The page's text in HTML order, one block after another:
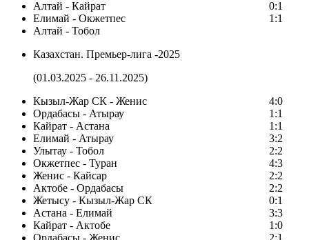
Алтай - Кайрат
0:1
Елимай - Окжетпес
1:1
Алтай - Тобол
Казахстан. Премьер-лига -2025
(01.03.2025 - 26.11.2025)
Кызыл-Жар СК - Женис
4:0
Ордабасы - Атырау
1:1
Кайрат - Астана
1:1
Елимай - Атырау
3:2
Улытау - Тобол
2:2
Окжетпес - Туран
4:3
Женис - Кайсар
2:2
Актобе - Ордабасы
2:2
Жетысу - Кызыл-Жар СК
0:1
Астана - Елимай
3:3
Кайрат - Актобе
1:0